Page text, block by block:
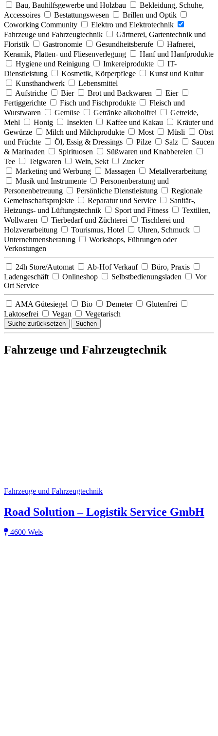
Bau, Bauhilfsgewerbe und Holzbau
Bekleidung, Schuhe,
Accessoires
Bestattungswesen
Brillen und Optik
Coworking Community
Elektro und Elektrotechnik
Fahrzeuge und Fahrzeugtechnik
Gärtnerei, Gartentechnik und
Floristik
Gastronomie Gesundheitsberufe
Hafnerei,
Keramik, Platten- und Fliesenverlegung
Hanf und Hanfprodukte
Hygiene und Reinigung
Imkereiprodukte
IT-
Dienstleistung
Kosmetik, Körperpflege
Kunst und Kultur
Kunsthandwerk
Lebensmittel
Aufstriche
Bier Brot und Backwaren
Eier
Fertiggerichte
Fisch und Fischprodukte
Fleisch und
Wurstwaren
Gemüse Getränke alkoholfrei
Getreide,
Mehl
Honig Insekten Kaffee und Kakau
Kräuter und
Gewürze
Milch und Milchprodukte Most Müsli
Obst
und Früchte
Öl, Essig & Dressings Pilze Salz
Saucen
& Marinaden
Spirituosen
Süßwaren und Knabbereien
Tee
Teigwaren Wein, Sekt
Zucker
Marketing und Werbung
Massagen
Metallverarbeitung
Musik und Instrumente
Personenberatung und
Personenbetreuung
Persönliche Dienstleistung
Regionale
Gemeinschaftsprojekte
Reparatur und Service
Sanitär-,
Heizungs- und Lüftungstechnik
Sport und Fitness
Textilien,
Wollwaren
Tierbedarf und Züchterei
Tischlerei und
Holzverarbeitung
Tourismus, Hotel
Uhren, Schmuck
Unternehmensberatung
Workshops, Führungen oder
Verkostungen
24h Store/Automat Ab-Hof Verkauf
Büro, Praxis
Ladengeschäft
Onlineshop Selbstbedienungsladen
Vor
Ort Service
AMA Gütesiegel Bio Demeter
Glutenfrei
Laktosefrei
Vegan Vegetarisch
Suche zurücksetzen Suchen
Fahrzeuge und Fahrzeugtechnik
Fahrzeuge und Fahrzeugtechnik
Road Solution – Logistik Service GmbH
4600 Wels